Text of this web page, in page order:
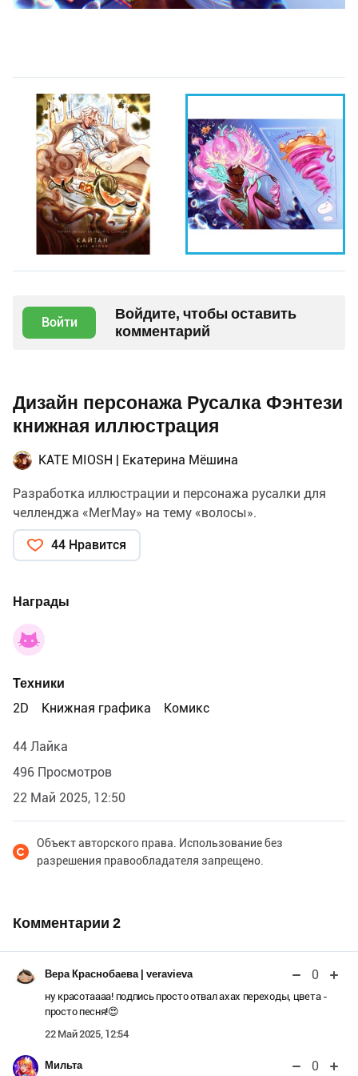
Войти
Войдите, чтобы оставить
комментарий
Дизайн персонажа Русалка Фэнтези
книжная иллюстрация
KATE MIOSH | Екатерина Мёшина
Разработка иллюстрации и персонажа русалки для
челленджа «MerMay» на тему «волосы».
44 Нравится
Награды
Техники
2D
Книжная графика Комикс
44 Лайка
496 Просмотров
22 Май 2025, 12:50
Объект авторского права. Использование без
разрешения правообладателя запрещено.
Комментарии 2
Вера Краснобаева | veravieva 0
ну красотаааа! подпись просто отвал ахах переходы, цвета -
просто песня!😍
22 Май 2025, 12:54
Мильта 0